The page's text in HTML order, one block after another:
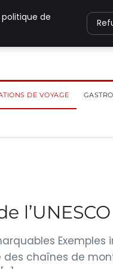
DE VOYAGE
l’UNESCO
des chaînes de
de